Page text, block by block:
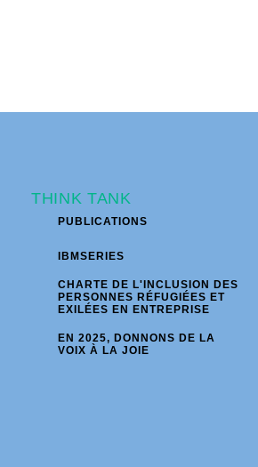
THINK TANK
PUBLICATIONS
IBMSERIES
CHARTE DE L'INCLUSION DES
PERSONNES RÉFUGIÉES ET
EXILÉES EN ENTREPRISE
EN 2025, DONNONS DE LA
VOIX À LA JOIE